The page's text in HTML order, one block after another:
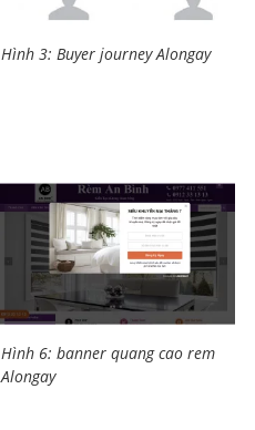
Hình 3: Buyer journey Alongay
Hình 6: banner quang cao rem
Alongay